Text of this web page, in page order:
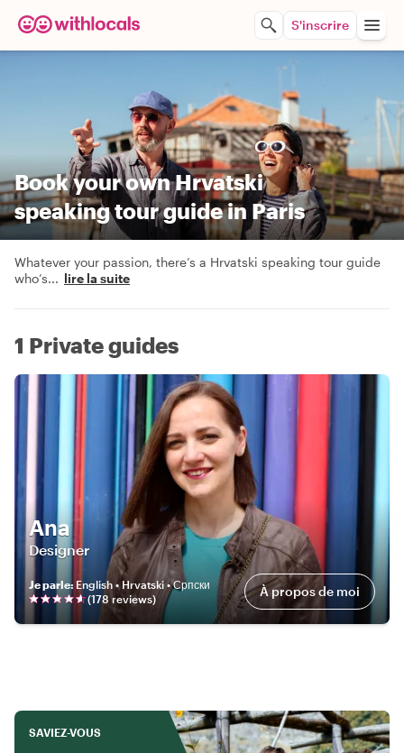
S'inscrire
Book your own Hrvatski
speaking tour guide in Paris
Whatever your passion, there’s a Hrvatski speaking tour guide
who’s... lire la suite
1 Private guides
Ana
Designer
Je parle: English • Hrvatski • Српски
(178 reviews) À propos de moi
SAVIEZ-VOUS